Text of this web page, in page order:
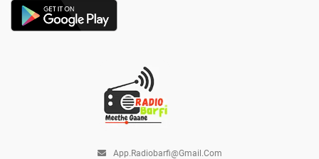
App.radiobarfi@gmail.com